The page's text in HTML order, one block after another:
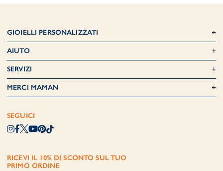
GIOIELLI PERSONALIZZATI
AIUTO
SERVIZI
MERCI MAMAN
SEGUICI
RICEVI IL 10% DI SCONTO SUL TUO
PRIMO ORDINE